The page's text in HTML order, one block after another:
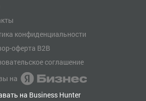
конфиденциальности
оферта B2B
соглашение
на
на Business Hunter